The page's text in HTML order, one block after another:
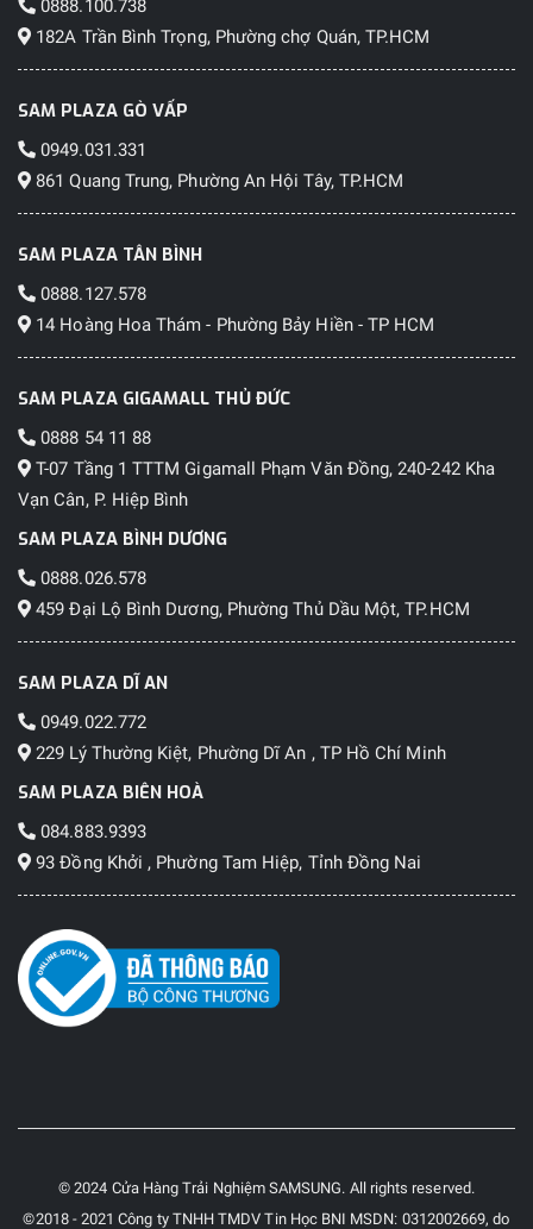
0888.100.738
182A Trần Bình Trọng, Phường chợ Quán, TP.HCM
SAM PLAZA GÒ VẤP
0949.031.331
861 Quang Trung, Phường An Hội Tây, TP.HCM
SAM PLAZA TÂN BÌNH
0888.127.578
14 Hoàng Hoa Thám - Phường Bảy Hiền - TP HCM
SAM PLAZA GIGAMALL THỦ ĐỨC
0888 54 11 88
T-07 Tầng 1 TTTM Gigamall Phạm Văn Đồng, 240-242 Kha
Vạn Cân, P. Hiệp Bình
SAM PLAZA BÌNH DƯƠNG
0888.026.578
459 Đại Lộ Bình Dương, Phường Thủ Dầu Một, TP.HCM
SAM PLAZA DĨ AN
0949.022.772
229 Lý Thường Kiệt, Phường Dĩ An , TP Hồ Chí Minh
SAM PLAZA BIÊN HOÀ
084.883.9393
93 Đồng Khởi , Phường Tam Hiệp, Tỉnh Đồng Nai
© 2024 Cửa Hàng Trải Nghiệm SAMSUNG. All rights reserved.
©2018 - 2021 Công ty TNHH TMDV Tin Học BNI MSDN: 0312002669, do